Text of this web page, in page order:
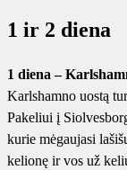
1 ir 2 diena
1 diena –
Karlshamno uostą
Pakeliui į
kurie mėgaujasi
kelionę ir vos už